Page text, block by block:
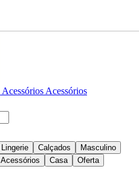
Acessórios Acessórios
Lingerie Calçados
Masculino
Acessórios Casa Oferta